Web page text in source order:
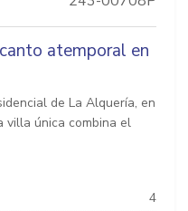
atemporal en
de La Alquería, en
villa única combina el
4